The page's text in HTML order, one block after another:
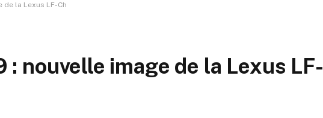
la Lexus LF-Ch
nouvelle image de la Lexus LF-